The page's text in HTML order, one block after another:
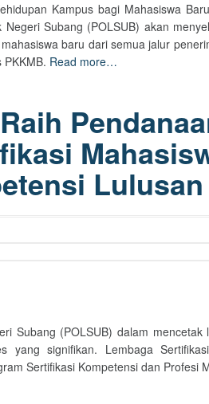
Kampus bagi Mahasiswa
Subang (POLSUB) akan
baru dari semua jalur
Read more…
Lulusan
Subang (POLSUB) dalam
yang signifikan. Lembaga
Sertifikasi Kompetensi dan Profesi